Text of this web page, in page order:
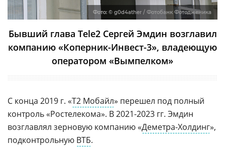
Фото: © g0d4ather / Фотобанк Фотодженика
Бывший глава Tele2 Сергей Эмдин возглавил
компанию «Коперник-Инвест-3», владеющую
оператором «Вымпелком»
С конца 2019 г. «Т2 Мобайл» перешел под полный
контроль «Ростелекома». В 2021-2023 гг. Эмдин
возглавлял зерновую компанию «Деметра-Холдинг»,
подконтрольную ВТБ.